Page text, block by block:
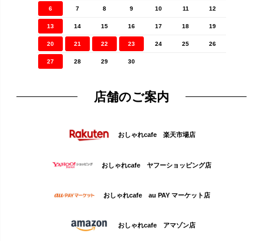
6 7 8 9 10 11 12
13 14 15 16 17 18 19
20 21 22 23 24 25 26
27 28 29 30
店舗のご案内
おしゃれcafe 楽天市場店
おしゃれcafe ヤフーショッピング店
おしゃれcafe au PAY マーケット店
おしゃれcafe アマゾン店